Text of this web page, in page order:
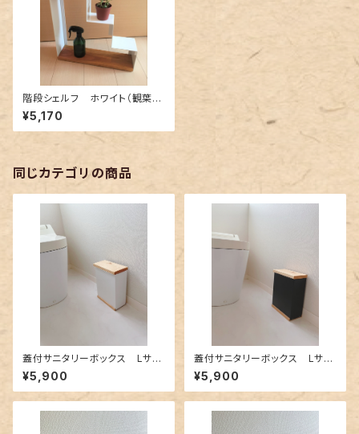
階段シェルフ ホワイト（観葉植
物・小物ディスプレイ・トイレ収
納）
¥5,170
同じカテゴリの商品
蓋付サニタリーボックス Lサイ
ズ ホワイト（トイレポット・ダス
トボックス）
¥5,900
蓋付サニタリーボックス Lサイ
ズ ブラック（トイレポット・ダス
トボックス）
¥5,900